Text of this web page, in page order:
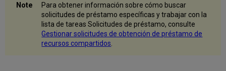
la
lista
Rechazo
por
un
Para obtener información sobre cómo buscar
solicitudes de préstamo específicas y trabajar con la
lista de tareas Solicitudes de préstamo, consulte
Gestionar solicitudes de obtención de préstamo de
recursos compartidos